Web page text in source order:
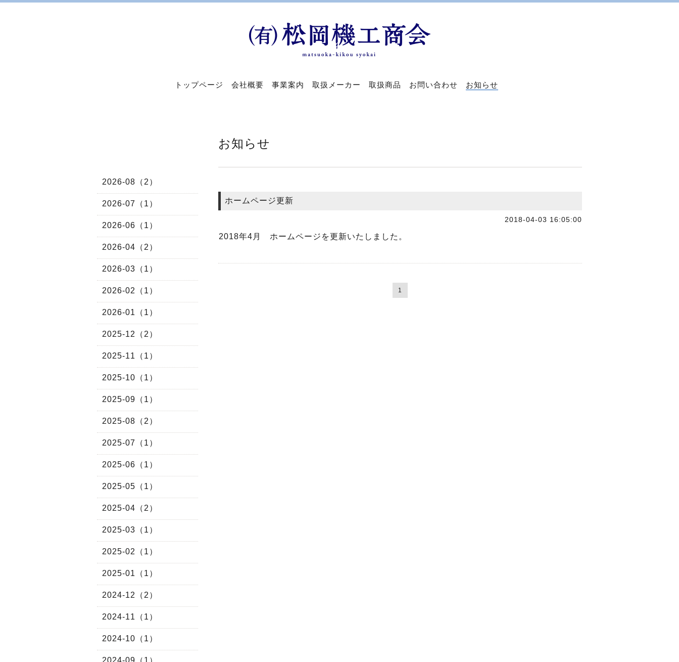
トップページ 会社概要 事業案内 取扱メーカー 取扱商品 お問い合わせ お知らせ
お知らせ
ホームページ更新
2018-04-03 16:05:00
2018年4月 ホームページを更新いたしました。
1
2026-08（2）
2026-07（1）
2026-06（1）
2026-04（2）
2026-03（1）
2026-02（1）
2026-01（1）
2025-12（2）
2025-11（1）
2025-10（1）
2025-09（1）
2025-08（2）
2025-07（1）
2025-06（1）
2025-05（1）
2025-04（2）
2025-03（1）
2025-02（1）
2025-01（1）
2024-12（2）
2024-11（1）
2024-10（1）
2024-09（1）